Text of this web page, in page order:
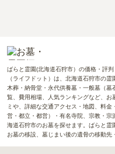
ばらと霊園(北海道石狩市）の価格・評
（ライフドット）は、北海道石狩市の
木葬・納骨堂・永代供養墓・一般墓（
覧、費用相場、人気ランキングなど、お
ミや、詳細な交通アクセス・地図、料
営・都立・都営）・有名寺院、宗教・
海道石狩市のお墓を探せます。ばらと霊
お墓の移設、墓じまい後の遺骨の移動先